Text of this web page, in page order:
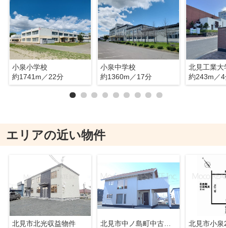
小泉小学校
約1741m／22分
小泉中学校
約1360m／17分
北見工業大
約243m／
エリアの近い物件
北見市北光収益物件
北見市中ノ島町中古住宅
北見市小